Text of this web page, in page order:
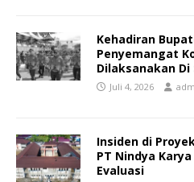
Kehadiran
Penyemangat
Dilaksanakan Di
Juli 4, 2026
Insiden di
PT Nindya
Evaluasi